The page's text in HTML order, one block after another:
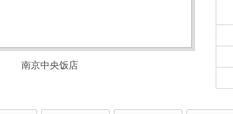
南京中央饭店